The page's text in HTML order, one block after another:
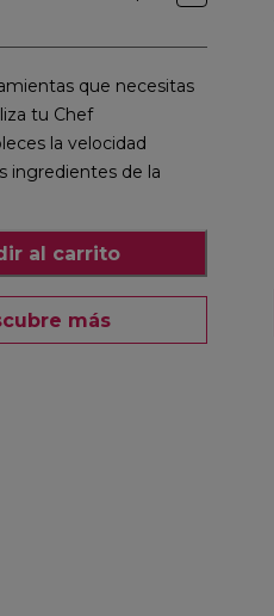
que necesitas
tu Chef
la velocidad
ingredientes de la
al carrito
más